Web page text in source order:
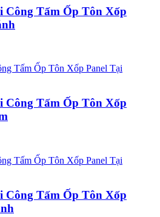
Công Tấm Ốp Tôn Xốp
Công Tấm Ốp Tôn Xốp
Công Tấm Ốp Tôn Xốp